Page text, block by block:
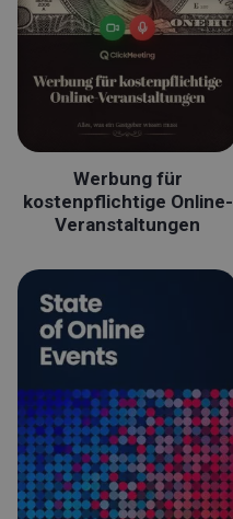
Werbung für
kostenpflichtige Online-
Veranstaltungen